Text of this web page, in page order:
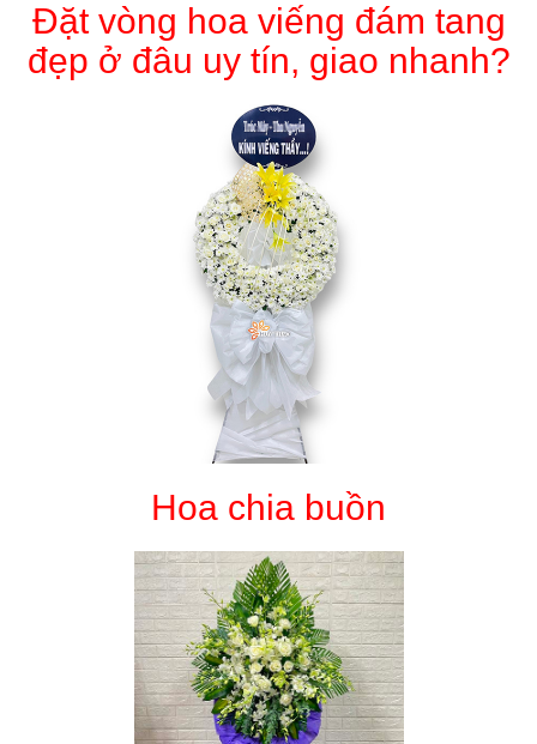
Đặt vòng hoa viếng đám tang
đẹp ở đâu uy tín, giao nhanh?
Hoa chia buồn